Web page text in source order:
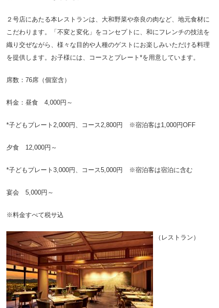
２号店にあたる本レストランは、大和野菜や奈良の肉など、地元食材に
こだわります。「不変と変化」をコンセプトに、和にフレンチの技法を
織り交ぜながら、様々な目的や人種のゲストにお楽しみいただける料理
を提供します。お子様には、コースとプレート*を用意しています。
席数：76席（個室含）
料金：昼食 4,000円～
*子どもプレート2,000円、コース2,800円 ※宿泊客は1,000円OFF
夕食 12,000円～
*子どもプレート3,000円、コース5,000円 ※宿泊客は宿泊に含む
宴会 5,000円～
※料金すべて税サ込
（レストラン）